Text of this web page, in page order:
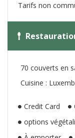
Tarifs non
70 couverts en
Cuisine :
Credit Card
options